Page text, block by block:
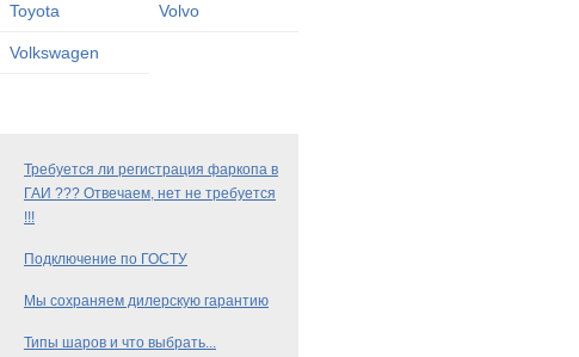
Toyota Volvo
Volkswagen
Требуется ли регистрация фаркопа в
ГАИ ??? Отвечаем, нет не требуется
!!!
Подключение по ГОСТУ
Мы сохраняем дилерскую гарантию
Типы шаров и что выбрать...